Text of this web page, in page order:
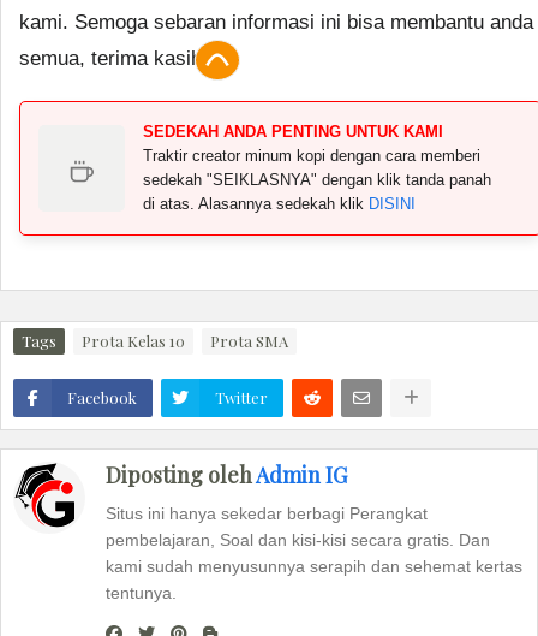
kami. Semoga sebaran informasi ini bisa membantu anda
semua, terima kasih.
SEDEKAH ANDA PENTING UNTUK KAMI
Traktir creator minum kopi dengan cara memberi
sedekah "SEIKLASNYA" dengan klik tanda panah
di atas. Alasannya sedekah klik DISINI
Tags Prota Kelas 10 Prota SMA
Facebook Twitter
Diposting olehAdmin IG
Situs ini hanya sekedar berbagi Perangkat
pembelajaran, Soal dan kisi-kisi secara gratis. Dan
kami sudah menyusunnya serapih dan sehemat kertas
tentunya.